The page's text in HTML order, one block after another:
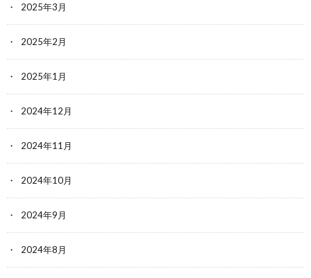
2025年3月
2025年2月
2025年1月
2024年12月
2024年11月
2024年10月
2024年9月
2024年8月